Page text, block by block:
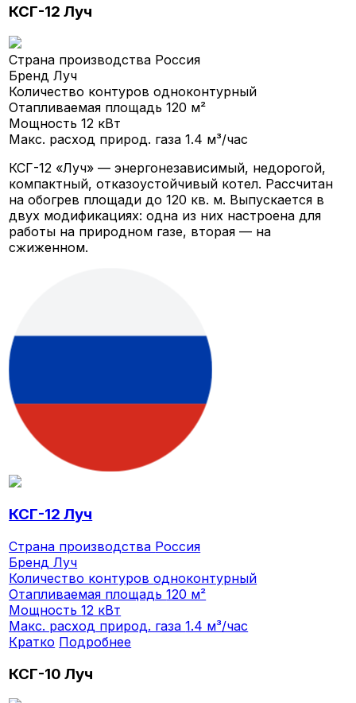
КСГ-12 Луч
Страна производства Россия
БрендЛуч
Количество контуроводноконтурный
Отапливаемая площадь120 м²
Мощность12 кВт
Макс. расход природ. газа1.4 м³/час
КСГ-12 «Луч» — энергонезависимый, недорогой,
компактный, отказоустойчивый котел. Рассчитан
на обогрев площади до 120 кв. м. Выпускается в
двух модификациях: одна из них настроена для
работы на природном газе, вторая — на
сжиженном.
КСГ-12 Луч
Страна производства Россия
БрендЛуч
Количество контуроводноконтурный
Отапливаемая площадь120 м²
Мощность12 кВт
Макс. расход природ. газа1.4 м³/час
Кратко Подробнее
КСГ-10 Луч